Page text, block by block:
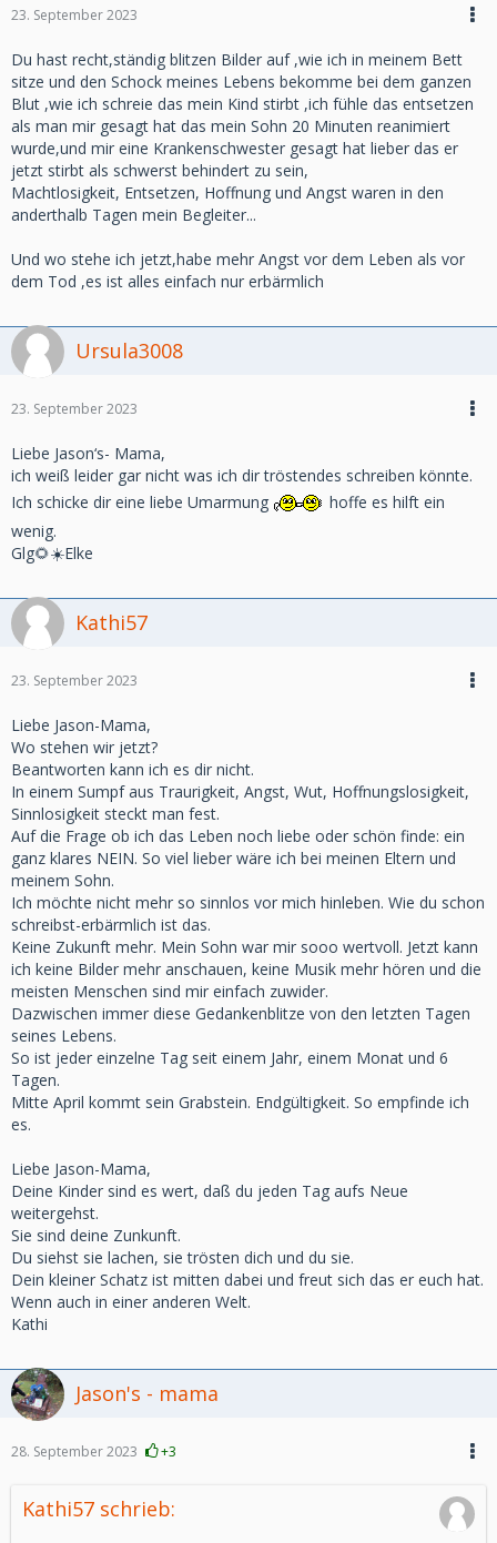
23. September 2023
Du hast recht,ständig blitzen Bilder auf ,wie ich in meinem Bett
sitze und den Schock meines Lebens bekomme bei dem ganzen
Blut ,wie ich schreie das mein Kind stirbt ,ich fühle das entsetzen
als man mir gesagt hat das mein Sohn 20 Minuten reanimiert
wurde,und mir eine Krankenschwester gesagt hat lieber das er
jetzt stirbt als schwerst behindert zu sein,
Machtlosigkeit, Entsetzen, Hoffnung und Angst waren in den
anderthalb Tagen mein Begleiter...
Und wo stehe ich jetzt,habe mehr Angst vor dem Leben als vor
dem Tod ,es ist alles einfach nur erbärmlich
Ursula3008
23. September 2023
Liebe Jason‘s- Mama,
ich weiß leider gar nicht was ich dir tröstendes schreiben könnte.
Ich schicke dir eine liebe Umarmung
hoffe es hilft ein
wenig.
Glg🌻☀️Elke
Kathi57
23. September 2023
Liebe Jason-Mama,
Wo stehen wir jetzt?
Beantworten kann ich es dir nicht.
In einem Sumpf aus Traurigkeit, Angst, Wut, Hoffnungslosigkeit,
Sinnlosigkeit steckt man fest.
Auf die Frage ob ich das Leben noch liebe oder schön finde: ein
ganz klares NEIN. So viel lieber wäre ich bei meinen Eltern und
meinem Sohn.
Ich möchte nicht mehr so sinnlos vor mich hinleben. Wie du schon
schreibst-erbärmlich ist das.
Keine Zukunft mehr. Mein Sohn war mir sooo wertvoll. Jetzt kann
ich keine Bilder mehr anschauen, keine Musik mehr hören und die
meisten Menschen sind mir einfach zuwider.
Dazwischen immer diese Gedankenblitze von den letzten Tagen
seines Lebens.
So ist jeder einzelne Tag seit einem Jahr, einem Monat und 6
Tagen.
Mitte April kommt sein Grabstein. Endgültigkeit. So empfinde ich
es.
Liebe Jason-Mama,
Deine Kinder sind es wert, daß du jeden Tag aufs Neue
weitergehst.
Sie sind deine Zunkunft.
Du siehst sie lachen, sie trösten dich und du sie.
Dein kleiner Schatz ist mitten dabei und freut sich das er euch hat.
Wenn auch in einer anderen Welt.
Kathi
Jason's - mama
28. September 2023 +3
Kathi57 schrieb: